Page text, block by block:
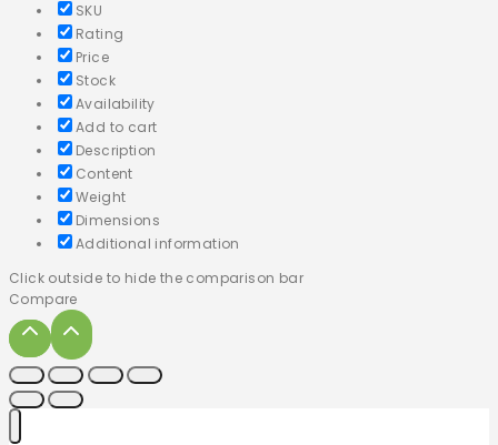
SKU
Rating
Price
Stock
Availability
Add to cart
Description
Content
Weight
Dimensions
Additional information
Click outside to hide the comparison bar
Compare